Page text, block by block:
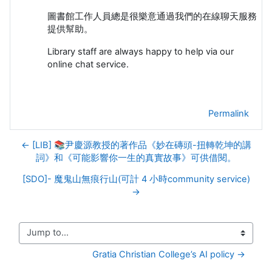
圖書館工作人員總是很樂意通過我們的在線聊天服務
提供幫助。
Library staff are always happy to help via our
online chat service.
Permalink
← [LIB] 📚尹慶源教授的著作品《妙在磚頭-扭轉乾坤的講
詞》和《可能影響你一生的真實故事》可供借閱。
[SDO]- 魔鬼山無痕行山(可計 4 小時community service)
→
Jump to...
Gratia Christian College’s AI policy →